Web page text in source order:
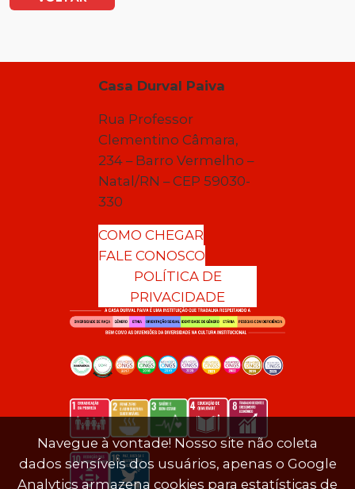
Casa Durval Paiva
Rua Professor
Clementino Câmara,
234 – Barro Vermelho –
Natal/RN – CEP 59030-
330
COMO CHEGAR
FALE CONOSCO
POLÍTICA DE
PRIVACIDADE
Navegue à vontade! Nosso site não coleta
dados sensíveis dos usuários, apenas o Google
Analytics armazena cookies para estatísticas de